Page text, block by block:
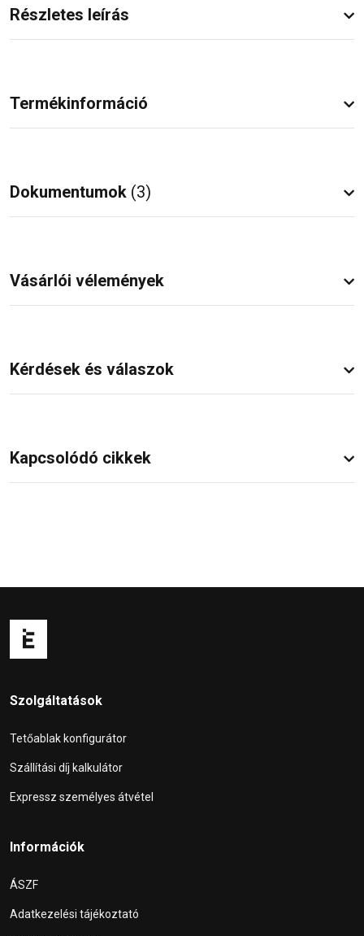
Részletes leírás
Termékinformáció
Dokumentumok (3)
Vásárlói vélemények
Kérdések és válaszok
Kapcsolódó cikkek
Szolgáltatások
Tetőablak konfigurátor
Szállítási díj kalkulátor
Expressz személyes átvétel
Információk
ÁSZF
Adatkezelési tájékoztató